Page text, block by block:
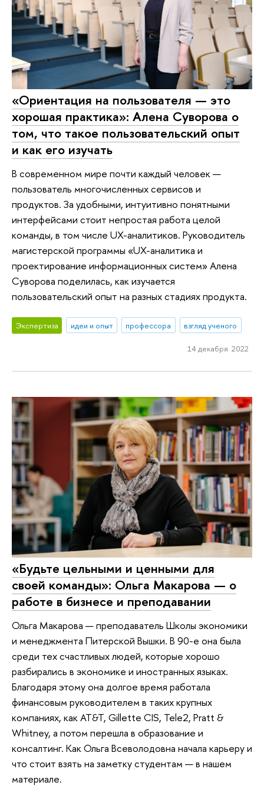
«Ориентация на пользователя — это
хорошая практика»: Алена Суворова о
том, что такое пользовательский опыт
и как его изучать
В современном мире почти каждый человек —
пользователь многочисленных сервисов и
продуктов. За удобными, интуитивно понятными
интерфейсами стоит непростая работа целой
команды, в том числе UX-аналитиков. Руководитель
магистерской программы «UX-аналитика и
проектирование информационных систем» Алена
Суворова поделилась, как изучается
пользовательский опыт на разных стадиях продукта.
Экспертиза идеи и опыт профессора взгляд ученого
14 декабря 2022
«Будьте цельными и ценными для
своей команды»: Ольга Макарова — о
работе в бизнесе и преподавании
Ольга Макарова — преподаватель Школы экономики
и менеджмента Питерской Вышки. В 90-е она была
среди тех счастливых людей, которые хорошо
разбирались в экономике и иностранных языках.
Благодаря этому она долгое время работала
финансовым руководителем в таких крупных
компаниях, как AT&T, Gillette CIS, Tele2, Pratt &
Whitney, а потом перешла в образование и
консалтинг. Как Ольга Всеволодовна начала карьеру и
что стоит взять на заметку студентам — в нашем
материале.